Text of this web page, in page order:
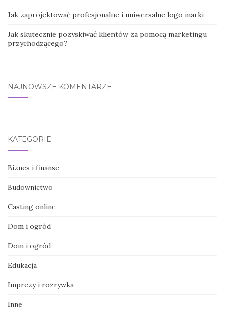
Jak zaprojektować profesjonalne i uniwersalne logo marki
Jak skutecznie pozyskiwać klientów za pomocą marketingu
przychodzącego?
NAJNOWSZE KOMENTARZE
KATEGORIE
Biznes i finanse
Budownictwo
Casting online
Dom i ogród
Dom i ogród
Edukacja
Imprezy i rozrywka
Inne